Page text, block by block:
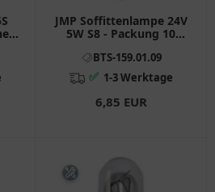
JMP Soffittenlampe 24V
5W S8 - Packung 10
BTS-159.01.09
✅ 1-3 Werktage
6,85 EUR